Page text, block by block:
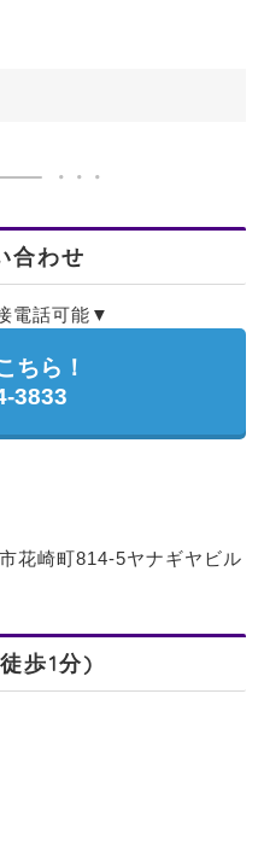
合わせ
電話可能▼
ちら！
3833
花崎町814-5ヤナギヤビル
歩1分)